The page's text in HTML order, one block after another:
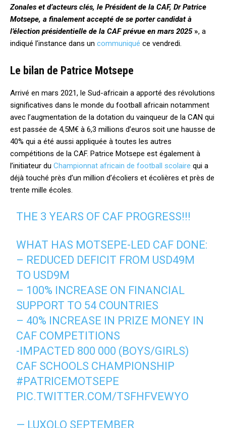
Zonales et d’acteurs clés, le Président de la CAF, Dr Patrice
Motsepe, a finalement accepté de se porter candidat à
l’élection présidentielle de la CAF prévue en mars 2025», a
indiqué l’instance dans un communiqué ce vendredi.
Le bilan de Patrice Motsepe
Arrivé en mars 2021, le Sud-africain a apporté des révolutions
significatives dans le monde du football africain notamment
avec l’augmentation de la dotation du vainqueur de la CAN qui
est passée de 4,5M€ à 6,3 millions d’euros soit une hausse de
40% qui a été aussi appliquée à toutes les autres
compétitions de la CAF. Patrice Motsepe est également à
l’initiateur du Championnat africain de football scolaire qui a
déjà touché près d’un million d’écoliers et écolières et près de
trente mille écoles.
THE 3 YEARS OF CAF PROGRESS!!!
WHAT HAS MOTSEPE-LED CAF DONE:
– REDUCED DEFICIT FROM USD49M
TO USD9M
– 100% INCREASE ON FINANCIAL
SUPPORT TO 54 COUNTRIES
– 40% INCREASE IN PRIZE MONEY IN
CAF COMPETITIONS
-IMPACTED 800 000 (BOYS/GIRLS)
CAF SCHOOLS CHAMPIONSHIP
#PATRICEMOTSEPE
PIC.TWITTER.COM/TSFHFVEWYO
— LUXOLO SEPTEMBER